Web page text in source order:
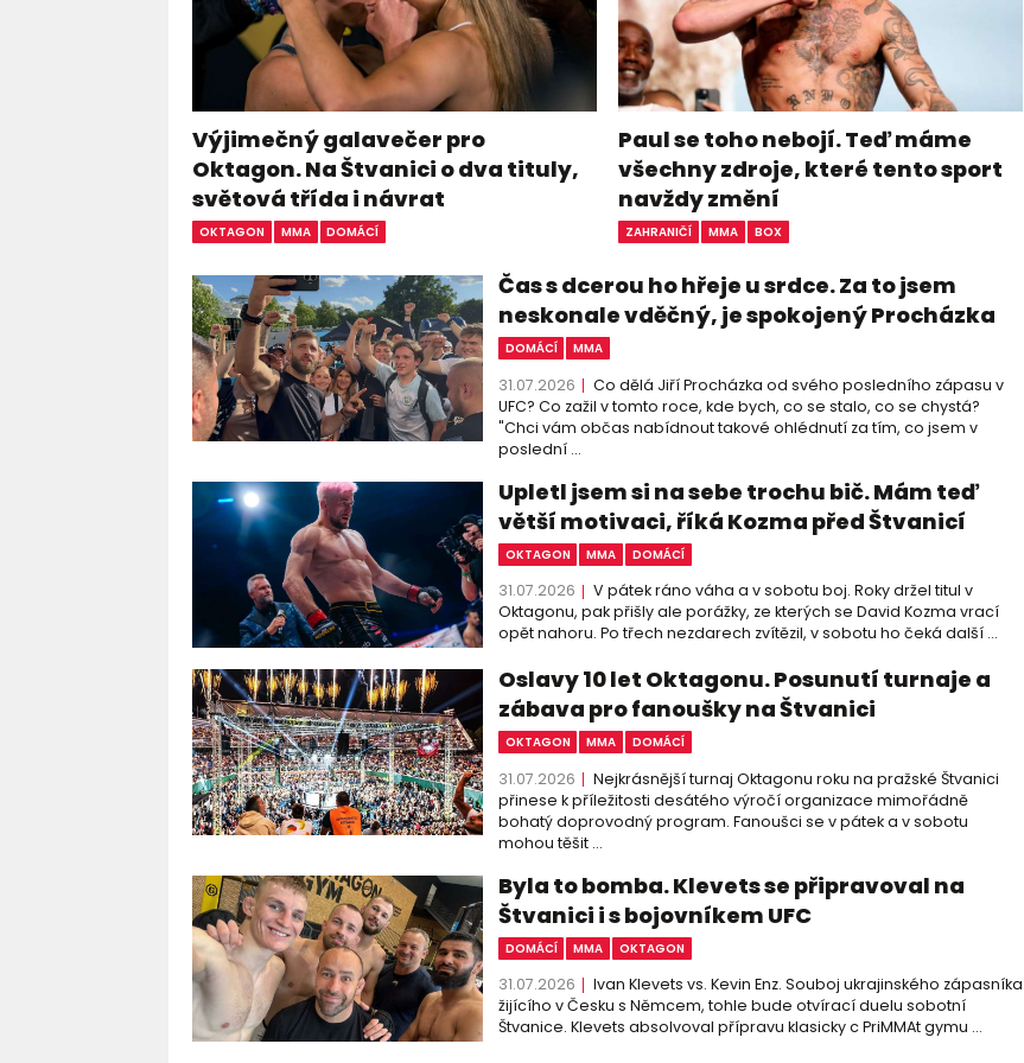
Výjimečný galavečer pro
Oktagon. Na Štvanici o dva tituly,
světová třída i návrat
OKTAGON MMA DOMÁCÍ
Paul se toho nebojí. Teď máme
všechny zdroje, které tento sport
navždy změní
ZAHRANIČÍ MMA BOX
Čas s dcerou ho hřeje u srdce. Za to jsem
neskonale vděčný, je spokojený Procházka
DOMÁCÍ MMA
31.07.2026
Co dělá Jiří Procházka od svého posledního zápasu v
UFC? Co zažil v tomto roce, kde bych, co se stalo, co se chystá?
"Chci vám občas nabídnout takové ohlédnutí za tím, co jsem v
poslední ...
Upletl jsem si na sebe trochu bič. Mám teď
větší motivaci, říká Kozma před Štvanicí
OKTAGON MMA DOMÁCÍ
31.07.2026
V pátek ráno váha a v sobotu boj. Roky držel titul v
Oktagonu, pak přišly ale porážky, ze kterých se David Kozma vrací
opět nahoru. Po třech nezdarech zvítězil, v sobotu ho čeká další ...
Oslavy 10 let Oktagonu. Posunutí turnaje a
zábava pro fanoušky na Štvanici
OKTAGON MMA DOMÁCÍ
31.07.2026
Nejkrásnější turnaj Oktagonu roku na pražské Štvanici
přinese k příležitosti desátého výročí organizace mimořádně
bohatý doprovodný program. Fanoušci se v pátek a v sobotu
mohou těšit ...
Byla to bomba. Klevets se připravoval na
Štvanici i s bojovníkem UFC
DOMÁCÍ MMA OKTAGON
31.07.2026
Ivan Klevets vs. Kevin Enz. Souboj ukrajinského zápasníka
žijícího v Česku s Němcem, tohle bude otvírací duelu sobotní
Štvanice. Klevets absolvoval přípravu klasicky c PriMMAt gymu ...